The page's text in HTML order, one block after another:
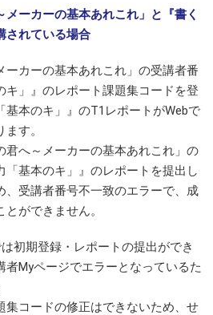
ーカーの基本あれこれ」と『書く
されている場合
ーカーの基本あれこれ」の受講者番
キ」』のレポート課題集コードを登
基本のキ」』のT1レポートがWebで
す。
君へ～メーカーの基本あれこれ」の
「基本のキ」』のレポートを提出し
、受講者番号不一致のエラーで、成
ができません。
初期登録・レポートの提出ができ
者Myページでエラーとなっているた
集コードの修正はできないため、せ